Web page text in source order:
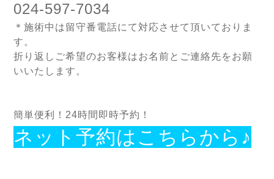
024-597-7034
＊施術中は留守番電話にて対応させて頂いておりま
す。
折り返しご希望のお客様はお名前とご連絡先をお願
いいたします。
簡単便利！24時間即時予約！
ネット予約はこちらから♪